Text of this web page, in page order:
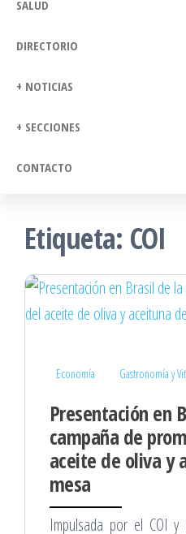
SALUD
DIRECTORIO
+ NOTICIAS
+ SECCIONES
CONTACTO
Etiqueta: COI
Economía Gastronomía y
Presentación en
campaña de
aceite de oliva y
mesa
Impulsada por el COI